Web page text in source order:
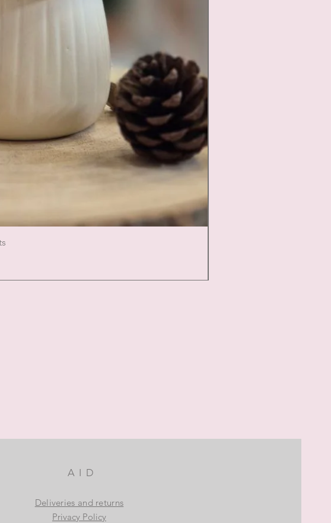
AID
Deliveries and returns
Privacy Policy